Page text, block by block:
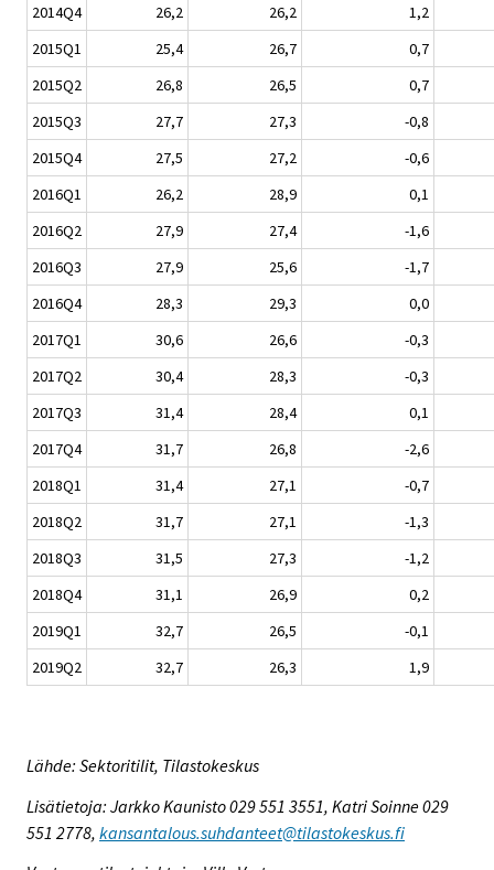
2014Q4
26,2 26,2
1,2
2015Q1
25,4 26,7
0,7
2015Q2
26,8 26,5
0,7
2015Q3
27,7 27,3
-0,8
2015Q4
27,5 27,2
-0,6
2016Q1
26,2 28,9
0,1
2016Q2
27,9 27,4
-1,6
2016Q3
27,9 25,6
-1,7
2016Q4
28,3 29,3
0,0
2017Q1
30,6 26,6
-0,3
2017Q2
30,4 28,3
-0,3
2017Q3
31,4 28,4
0,1
2017Q4
31,7 26,8
-2,6
2018Q1
31,4 27,1
-0,7
2018Q2
31,7 27,1
-1,3
2018Q3
31,5 27,3
-1,2
2018Q4
31,1 26,9
0,2
2019Q1
32,7 26,5
-0,1
2019Q2
32,7 26,3 1,9
Lähde: Sektoritilit, Tilastokeskus
Lisätietoja: Jarkko Kaunisto 029 551 3551, Katri Soinne 029
551 2778, kansantalous.suhdanteet@tilastokeskus.fi